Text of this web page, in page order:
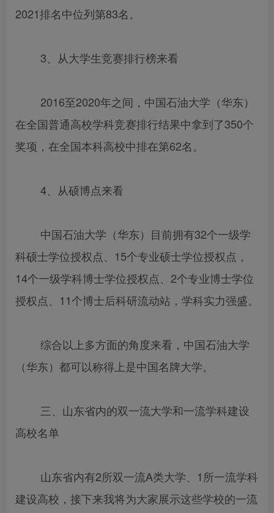
2021排名中位列第83名。
3、从大学生竞赛排行榜来看
2016至2020年之间，中国石油大学（华东）
在全国普通高校学科竞赛排行结果中拿到了350个
奖项，在全国本科高校中排在第62名。
4、从硕博点来看
中国石油大学（华东）目前拥有32个一级学
科硕士学位授权点、15个专业硕士学位授权点，
14个一级学科博士学位授权点、2个专业博士学位
授权点、11个博士后科研流动站，学科实力强盛。
综合以上多方面的角度来看，中国石油大学
（华东）都可以称得上是中国名牌大学。
三、山东省内的双一流大学和一流学科建设
高校名单
山东省内有2所双一流A类大学、1所一流学科
建设高校，接下来我将为大家展示这些学校的一流